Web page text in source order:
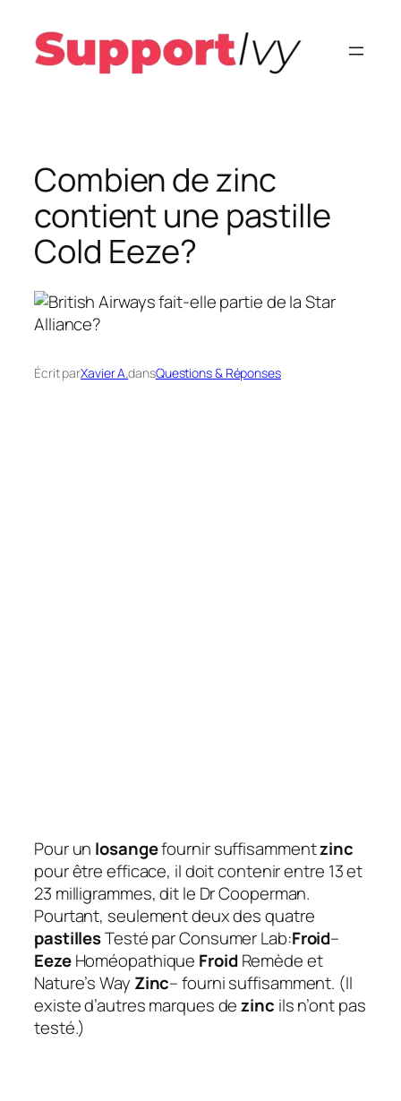
contenu
Combien de zinc
contient une pastille
Cold Eeze?
Écrit parXavier A.dansQuestions & Réponses
Pour un losangefournir suffisammentzinc
pour être efficace, il doit contenir entre 13 et
23 milligrammes, dit le Dr Cooperman.
Pourtant, seulement deux des quatre
pastillesTesté par Consumer Lab:Froid–
EezeHoméopathique FroidRemède et
Nature’s Way Zinc– fourni suffisamment. (Il
existe d’autres marques dezinc ils n’ont pas
testé.)